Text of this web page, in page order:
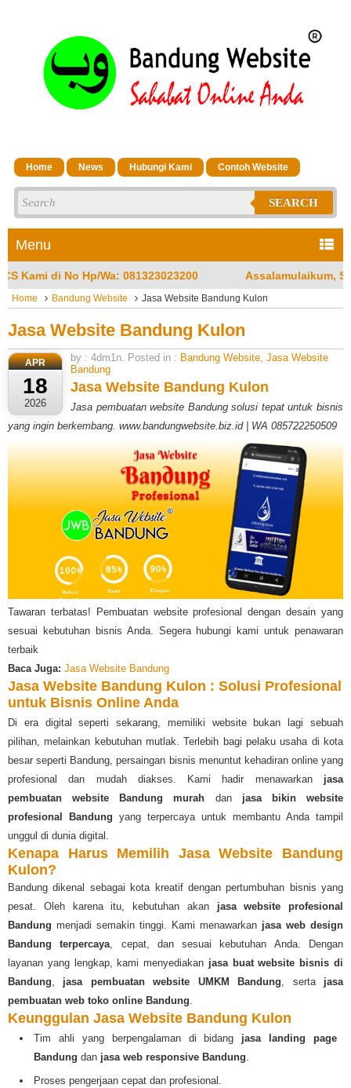
Home News Hubungi Kami Contoh Website
SEARCH
Menu
Assalamulaikum, Selamat Datang di Jasa
Home Bandung Website Jasa Website Bandung Kulon
Jasa Website Bandung Kulon
APR
18
2026
by : 4dm1n. Posted in : Bandung Website, Jasa Website
Bandung
Jasa Website Bandung Kulon
Jasa pembuatan website Bandung solusi tepat untuk bisnis
yang ingin berkembang. www.bandungwebsite.biz.id | WA 085722250509
Tawaran terbatas! Pembuatan website profesional dengan desain yang
sesuai kebutuhan bisnis Anda. Segera hubungi kami untuk penawaran
terbaik
Baca Juga: Jasa Website Bandung
Jasa Website Bandung Kulon : Solusi Profesional
untuk Bisnis Online Anda
Di era digital seperti sekarang, memiliki website bukan lagi sebuah
pilihan, melainkan kebutuhan mutlak. Terlebih bagi pelaku usaha di kota
besar seperti Bandung, persaingan bisnis menuntut kehadiran online yang
profesional dan mudah diakses. Kami hadir menawarkan jasa
pembuatan website Bandung murah dan jasa bikin website
profesional Bandung yang terpercaya untuk membantu Anda tampil
unggul di dunia digital.
Kenapa Harus Memilih Jasa Website Bandung
Kulon?
Bandung dikenal sebagai kota kreatif dengan pertumbuhan bisnis yang
pesat. Oleh karena itu, kebutuhan akan jasa website profesional
Bandung menjadi semakin tinggi. Kami menawarkan jasa web design
Bandung terpercaya, cepat, dan sesuai kebutuhan Anda. Dengan
layanan yang lengkap, kami menyediakan jasa buat website bisnis di
Bandung, jasa pembuatan website UMKM Bandung, serta jasa
pembuatan web toko online Bandung.
Keunggulan Jasa Website Bandung Kulon
Tim ahli yang berpengalaman di bidang jasa landing page
Bandung dan jasa web responsive Bandung.
Proses pengerjaan cepat dan profesional.